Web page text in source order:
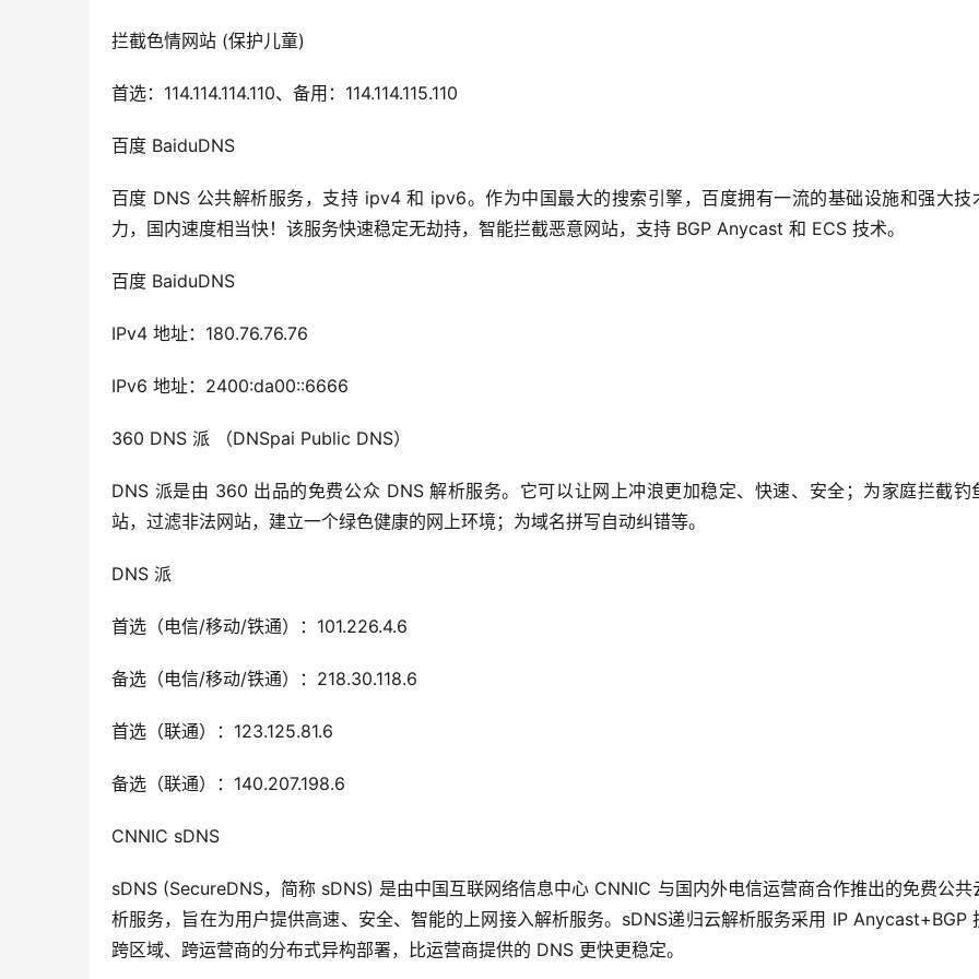
拦截色情网站 (保护儿童)
首选：114.114.114.110、备用：114.114.115.110
百度 BaiduDNS
百度 DNS 公共解析服务，支持 ipv4 和 ipv6。作为中国最大的搜索引擎，百度拥有一流的基础设施和强大技
力，国内速度相当快！该服务快速稳定无劫持，智能拦截恶意网站，支持 BGP Anycast 和 ECS 技术。
百度 BaiduDNS
IPv4 地址：180.76.76.76
IPv6 地址：2400:da00::6666
360 DNS 派 （DNSpai Public DNS）
DNS 派是由 360 出品的免费公众 DNS 解析服务。它可以让网上冲浪更加稳定、快速、安全；为家庭拦截钓
站，过滤非法网站，建立一个绿色健康的网上环境；为域名拼写自动纠错等。
DNS 派
首选（电信/移动/铁通）：101.226.4.6
备选（电信/移动/铁通）：218.30.118.6
首选（联通）：123.125.81.6
备选（联通）：140.207.198.6
CNNIC sDNS
sDNS (SecureDNS，简称 sDNS) 是由中国互联网络信息中心 CNNIC 与国内外电信运营商合作推出的免费公共
析服务，旨在为用户提供高速、安全、智能的上网接入解析服务。sDNS递归云解析服务采用 IP Anycast+BGP
跨区域、跨运营商的分布式异构部署，比运营商提供的 DNS 更快更稳定。